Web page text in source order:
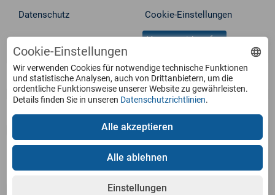
Datenschutz Cookie-Einstellungen
Vertrag widerrufen
Service
Produkte
Zahlungsarten
Cookie-Einstellungen
Wir verwenden Cookies für notwendige technische Funktionen
und statistische Analysen, auch von Drittanbietern, um die
ordentliche Funktionsweise unserer Website zu gewährleisten.
Details finden Sie in unseren Datenschutzrichtlinien.
Einstellungen
Alle ablehnen
Alle akzeptieren